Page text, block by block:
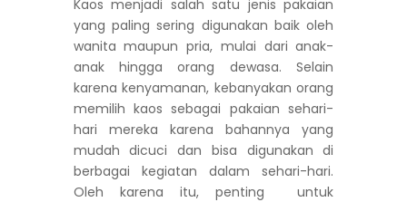
Kaos menjadi salah satu jenis pakaian
yang paling sering digunakan baik oleh
wanita maupun pria, mulai dari anak-
anak hingga orang dewasa. Selain
karena kenyamanan, kebanyakan orang
memilih kaos sebagai pakaian sehari-
hari mereka karena bahannya yang
mudah dicuci dan bisa digunakan di
berbagai kegiatan dalam sehari-hari.
Oleh karena itu, penting untuk